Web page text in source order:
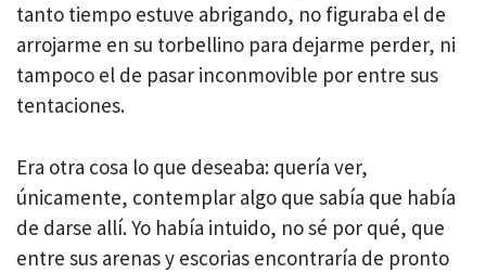
tanto tiempo estuve abrigando, no figuraba el de
arrojarme en su torbellino para dejarme perder, ni
tampoco el de pasar inconmovible por entre sus
tentaciones.
Era otra cosa lo que deseaba: quería ver,
únicamente, contemplar algo que sabía que había
de darse allí. Yo había intuido, no sé por qué, que
entre sus arenas y escorias encontraría de pronto